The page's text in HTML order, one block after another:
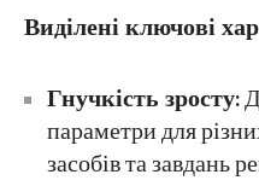
​Виділені ключові
Гнучкість зросту​:
параметри для
засобів та завдань